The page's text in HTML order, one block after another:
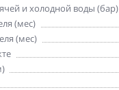
и холодной воды (бар)
(мес)
(мес)